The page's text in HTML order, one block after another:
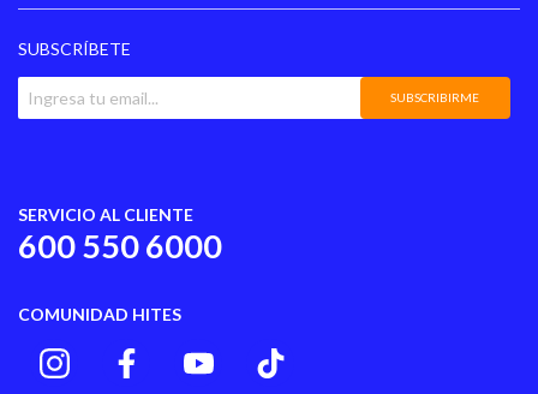
SUBSCRÍBETE
SUBSCRIBIRME
SERVICIO AL CLIENTE
600 550 6000
COMUNIDAD HITES